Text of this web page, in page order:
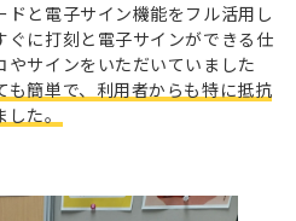
ドと電子サイン機能をフル活用し
ぐに打刻と電子サインができる仕
サインをいただいていました
も簡単で、利用者からも特に抵抗
た。